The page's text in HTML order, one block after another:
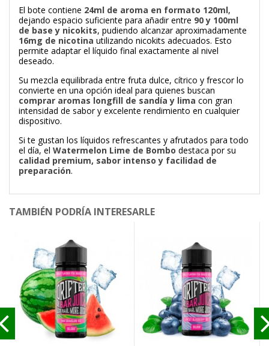
El bote contiene 24ml de aroma en formato 120ml,
dejando espacio suficiente para añadir entre 90 y 100ml
de base y nicokits, pudiendo alcanzar aproximadamente
16mg de nicotina utilizando nicokits adecuados. Esto
permite adaptar el líquido final exactamente al nivel
deseado.
Su mezcla equilibrada entre fruta dulce, cítrico y frescor lo
convierte en una opción ideal para quienes buscan
comprar aromas longfill de sandía y lima con gran
intensidad de sabor y excelente rendimiento en cualquier
dispositivo.
Si te gustan los líquidos refrescantes y afrutados para todo
el día, el Watermelon Lime de Bombo destaca por su
calidad premium, sabor intenso y facilidad de
preparación.
TAMBIÉN PODRÍA INTERESARLE